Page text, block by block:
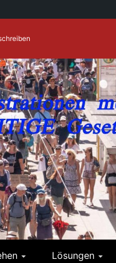
Lösungen